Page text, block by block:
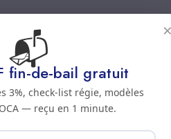
postal 2087
-
2087
? Chez Nous Clean intervient dans
📬
fin-de-bail gratuit
3%, check-list régie, modèles
— reçu en 1 minute.